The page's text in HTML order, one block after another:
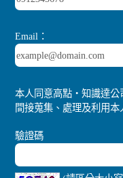
Email：
本人同意高點‧知識達公
間接蒐集、處理及利用本
驗證碼